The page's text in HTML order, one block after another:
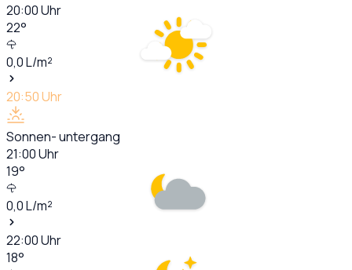
20:00Uhr
22°
0,0L/m²
20:50Uhr
Sonnen- untergang
21:00Uhr
19°
0,0L/m²
22:00Uhr
18°